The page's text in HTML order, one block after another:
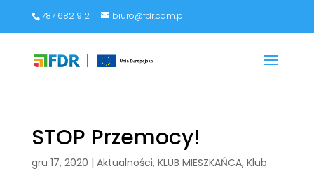
787 682 912 biuro@fdr.com.pl
STOP Przemocy!
gru 17, 2020 | Aktualności, KLUB MIESZKAŃCA, Klub